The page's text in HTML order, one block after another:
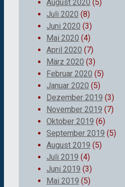
August 2020 (5)
Juli 2020 (8)
Juni 2020 (3)
Mai 2020 (4)
April 2020 (7)
März 2020 (3)
Februar 2020 (5)
Januar 2020 (5)
Dezember 2019 (3)
November 2019 (7)
Oktober 2019 (6)
September 2019 (5)
August 2019 (5)
Juli 2019 (4)
Juni 2019 (3)
Mai 2019 (5)